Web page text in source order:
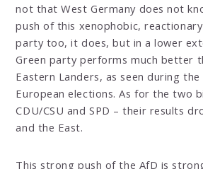
not that West Germany does not
push of this xenophobic,
party too, it does, but in a lower
Green party performs much better
Eastern Landers, as seen during the
European elections. As for the two
CDU/CSU and SPD – their results
and the East.
This strong push of the AfD is